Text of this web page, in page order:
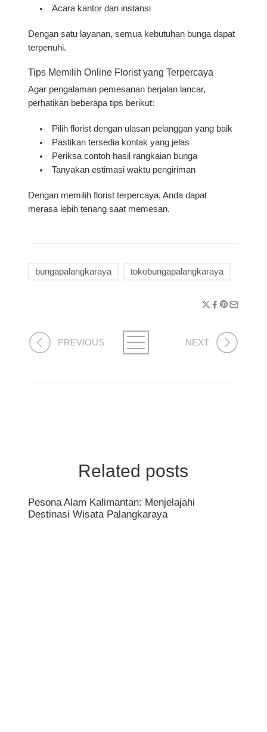
Acara kantor dan instansi
Dengan satu layanan, semua kebutuhan bunga dapat
terpenuhi.
Tips Memilih Online Florist yang Terpercaya
Agar pengalaman pemesanan berjalan lancar,
perhatikan beberapa tips berikut:
Pilih florist dengan ulasan pelanggan yang baik
Pastikan tersedia kontak yang jelas
Periksa contoh hasil rangkaian bunga
Tanyakan estimasi waktu pengiriman
Dengan memilih florist terpercaya, Anda dapat
merasa lebih tenang saat memesan.
bungapalangkaraya tokobungapalangkaraya
PREVIOUS NEXT
Related posts
Pesona Alam Kalimantan: Menjelajahi
Destinasi Wisata Palangkaraya